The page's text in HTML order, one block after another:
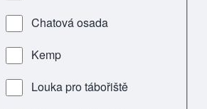
Chatová osada
Kemp
Louka pro tábořiště